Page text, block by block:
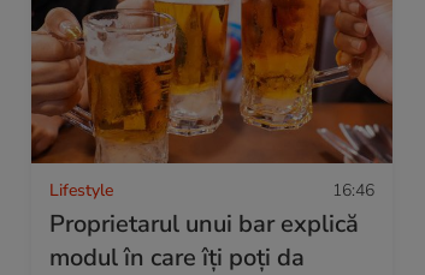
Lifestyle 16:46
Proprietarul unui bar explică
modul în care îți poți da